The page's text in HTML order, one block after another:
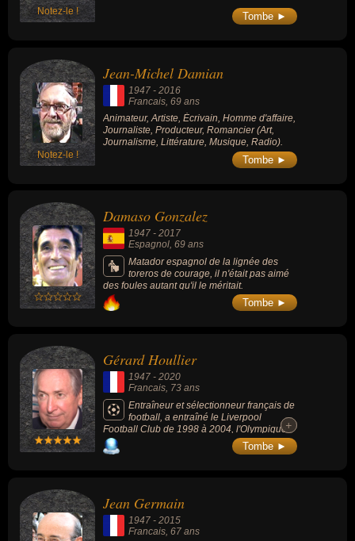
Notez-le ! Tombe ►
Notez-le !
Jean-Michel Damian
1947 - 2016
Francais, 69 ans
Animateur, Artiste, Écrivain, Homme d'affaire,
Journaliste, Producteur, Romancier (Art,
Journalisme, Littérature, Musique, Radio).
Tombe ►
Damaso Gonzalez
1947 - 2017
Espagnol, 69 ans
Matador espagnol de la lignée des
toreros de courage, il n'était pas aimé
des foules autant qu'il le méritait.
Tombe ►
Gérard Houllier
1947 - 2020
Francais, 73 ans
Entraîneur et sélectionneur français de
football, a entraîné le Liverpool
Football Club de 1998 à 2004, l'Olympique
lyonnais de 2005 à 2007, fut sélectionneur
de l'équipe de France et directeur technique
+
+
Tombe ►
Jean Germain
1947 - 2015
Francais , 67 ans